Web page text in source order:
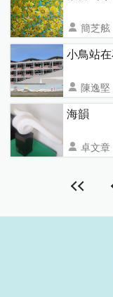
局花蓮縣
簡芝舷
花蓮
小鳥站
陳逸
花蓮
海韻
卓文章